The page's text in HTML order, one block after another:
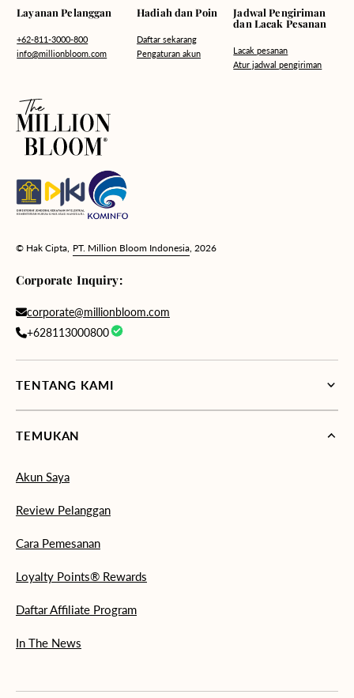
Layanan Pelanggan
+62-811-3000-800
info@millionbloom.com
Hadiah dan Poin
Daftar sekarang
Pengaturan akun
Jadwal Pengiriman
dan Lacak Pesanan
Lacak pesanan
Atur jadwal pengiriman
© Hak Cipta, PT. Million Bloom Indonesia , 2026
Corporate Inquiry:
corporate@millionbloom.com
+628113000800
TENTANG KAMI
TEMUKAN
Akun Saya
Review Pelanggan
Cara Pemesanan
Loyalty Points® Rewards
Daftar Affiliate Program
In The News